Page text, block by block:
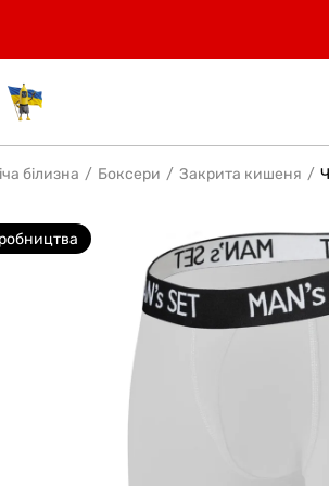
білизна Боксери Закрита кишеня